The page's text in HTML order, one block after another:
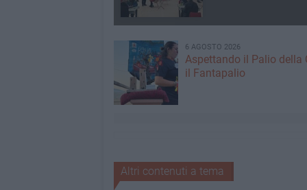
6 AGOSTO 2026
Aspettando il Palio della
il Fantapalio
Altri contenuti a tema